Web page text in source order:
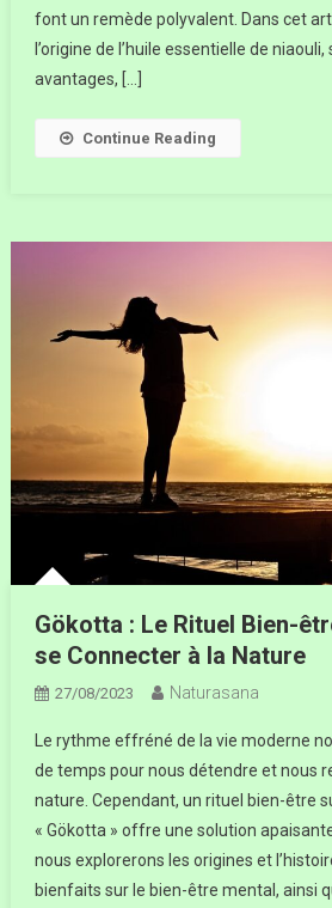
font un remède polyvalent. Dans cet
l’origine de l’huile essentielle de
avantages, […]
Continue Reading
Gökotta : Le Rituel Bien-
se Connecter à la Nature
27/08/2023 Naturasana
Le rythme effréné de la vie moderne
de temps pour nous détendre et nous
nature. Cependant, un rituel bien-être
« Gökotta » offre une solution
nous explorerons les origines et
bienfaits sur le bien-être mental, ainsi